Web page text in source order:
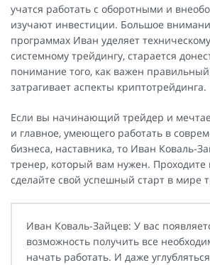
учатся работать с оборотными и
изучают инвестиции. Большое
программах Иван уделяет
системному трейдингу, старается
понимание того, как важен
затрагивает аспекты криптотрейдинга.
Если вы начинающий трейдер и
и главное, умеющего работать в
бизнеса, наставника, то Иван Коваль-
тренер, который вам нужен. Проходите
сделайте свой успешный старт в мире
Иван Коваль-Зайцев: У вас
возможность получить все
начать работать. И даже